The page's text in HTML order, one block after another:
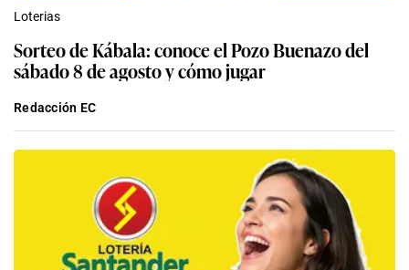
Loterias
Sorteo de Kábala: conoce el Pozo Buenazo del
sábado 8 de agosto y cómo jugar
Redacción EC